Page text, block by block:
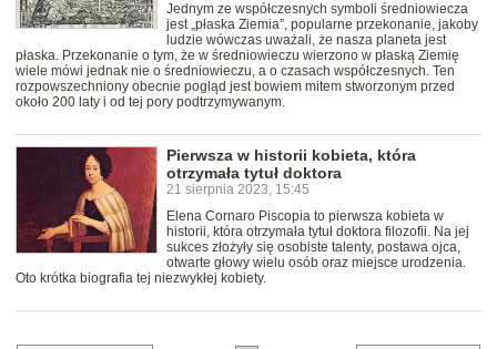
Jednym ze współczesnych symboli średniowiecza
jest „płaska Ziemia”, popularne przekonanie, jakoby
ludzie wówczas uważali, że nasza planeta jest
płaska. Przekonanie o tym, że w średniowieczu wierzono w płaską Ziemię
wiele mówi jednak nie o średniowieczu, a o czasach współczesnych. Ten
rozpowszechniony obecnie pogląd jest bowiem mitem stworzonym przed
około 200 laty i od tej pory podtrzymywanym.
Pierwsza w historii kobieta, która
otrzymała tytuł doktora
21 sierpnia 2023, 15:45
Elena Cornaro Piscopia to pierwsza kobieta w
historii, która otrzymała tytuł doktora filozofii. Na jej
sukces złożyły się osobiste talenty, postawa ojca,
otwarte głowy wielu osób oraz miejsce urodzenia.
Oto krótka biografia tej niezwykłej kobiety.